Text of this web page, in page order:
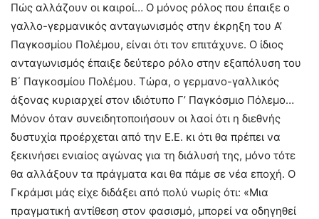
Πώς αλλάζουν οι καιροί… Ο μόνος ρόλος που έπαιξε ο
γαλλο-γερμανικός ανταγωνισμός στην έκρηξη του Α’
Παγκοσμίου Πολέμου, είναι ότι τον επιτάχυνε. Ο ίδιος
ανταγωνισμός έπαιξε δεύτερο ρόλο στην εξαπόλυση του
Β΄ Παγκοσμίου Πολέμου. Τώρα, ο γερμανο-γαλλικός
άξονας κυριαρχεί στον ιδιότυπο Γ’ Παγκόσμιο Πόλεμο…
Μόνον όταν συνειδητοποιήσουν οι λαοί ότι η διεθνής
δυστυχία προέρχεται από την Ε.Ε. κι ότι θα πρέπει να
ξεκινήσει ενιαίος αγώνας για τη διάλυσή της, μόνο τότε
θα αλλάξουν τα πράγματα και θα πάμε σε νέα εποχή. Ο
Γκράμσι μάς είχε διδάξει από πολύ νωρίς ότι: «Μια
πραγματική αντίθεση στον φασισμό, μπορεί να οδηγηθεί